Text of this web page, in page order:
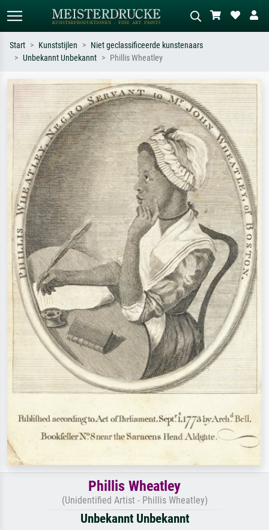
Zoek op kunstenaar, titel of stijl – bijv.
Monet, Sterrennacht, impressionisme,
Hokusai-golf, naakt.
Beschrijf de scène – bijv. groene
weide, abstract met veel rood, donker
olieverfschilderij, staand naakt naast
een boom.
Start Kunststijlen
Niet geclassificeerde kunstenaars
Unbekannt Unbekannt
Phillis Wheatley
Phillis Wheatley
(Unidentified Artist - Phillis Wheatley)
Unbekannt Unbekannt